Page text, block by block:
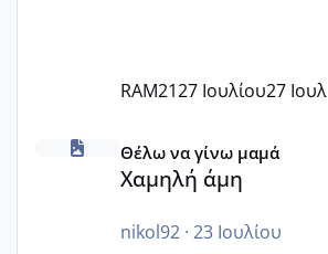
RAM2127 Ιουλίου27 Ιουλ
Χαμηλή άμη
Θέλω να γίνω μαμά
Χαμηλή άμη
nikol92· 23 Ιουλίου